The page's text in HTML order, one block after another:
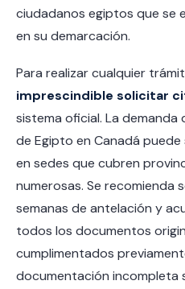
ciudadanos egiptos que se
en su demarcación.
Para realizar cualquier
imprescindible solicitar
sistema oficial. La
de Egipto en Canadá
en sedes que cubren
numerosas. Se recomienda
semanas de antelación y
todos los documentos
cumplimentados
documentación incompleta